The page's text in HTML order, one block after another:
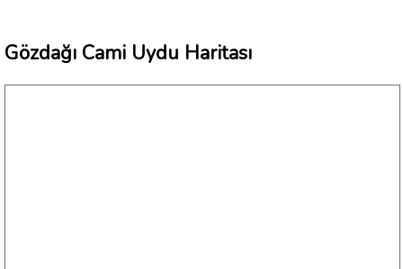
Gözdağı Cami Uydu Haritası